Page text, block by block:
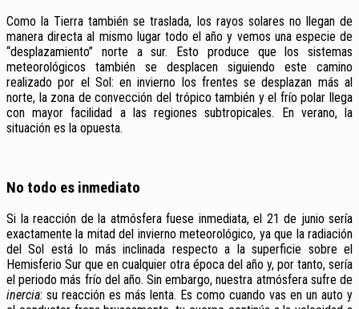
Como la Tierra también se traslada, los rayos solares no llegan de
manera directa al mismo lugar todo el año y vemos una especie de
“desplazamiento” norte a sur. Esto produce que los sistemas
meteorológicos también se desplacen siguiendo este camino
realizado por el Sol: en invierno los frentes se desplazan más al
norte, la zona de convección del trópico también y el frío polar llega
con mayor facilidad a las regiones subtropicales. En verano, la
situación es la opuesta.
No todo es inmediato
Si la reacción de la atmósfera fuese inmediata, el 21 de junio sería
exactamente la mitad del invierno meteorológico, ya que la radiación
del Sol está lo más inclinada respecto a la superficie sobre el
Hemisferio Sur que en cualquier otra época del año y, por tanto, sería
el periodo más frío del año. Sin embargo, nuestra atmósfera sufre de
inercia: su reacción es más lenta. Es como cuando vas en un auto y